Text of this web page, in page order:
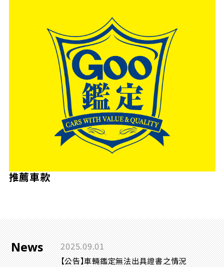
推薦車款
News 2025.09.01
【公告】車輛鑑定無法出具證書之情況